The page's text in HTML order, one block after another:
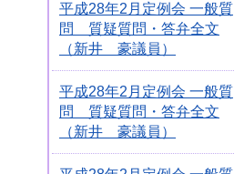
平成28年2月定例会 一般質
問 質疑質問・答弁全文
（新井 豪議員）
平成28年2月定例会 一般質
問 質疑質問・答弁全文
（新井 豪議員）